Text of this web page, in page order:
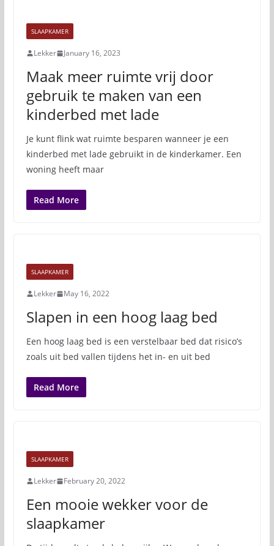
SLAAPKAMER
Lekker January 16, 2023
Maak meer ruimte vrij door
gebruik te maken van een
kinderbed met lade
Je kunt flink wat ruimte besparen wanneer je een
kinderbed met lade gebruikt in de kinderkamer. Een
woning heeft maar
Read More
SLAAPKAMER
Lekker May 16, 2022
Slapen in een hoog laag bed
Een hoog laag bed is een verstelbaar bed dat risico’s
zoals uit bed vallen tijdens het in- en uit bed
Read More
SLAAPKAMER
Lekker February 20, 2022
Een mooie wekker voor de
slaapkamer